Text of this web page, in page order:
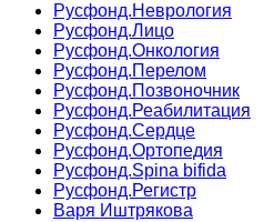
Русфонд.Неврология
Русфонд.Лицо
Русфонд.Онкология
Русфонд.Перелом
Русфонд.Позвоночник
Русфонд.Реабилитация
Русфонд.Сердце
Русфонд.Ортопедия
Русфонд.Spina bifida
Русфонд.Регистр
Варя Иштрякова